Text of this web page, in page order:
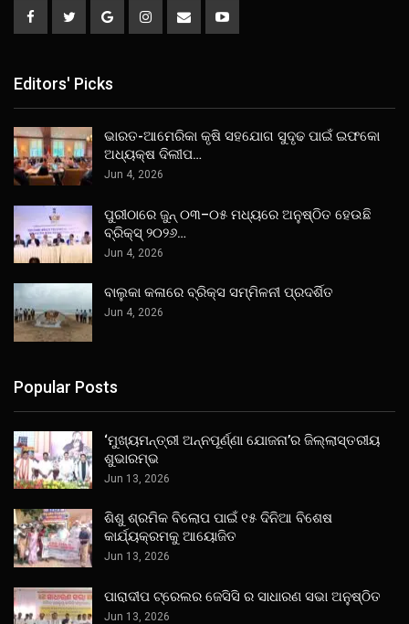
Editors' Picks
ଭାରତ-ଆମେରିକା କୃଷି ସହଯୋଗ ସୁଦୃଢ ପାଇଁ ଇଫକୋ
ଅଧ୍ୟକ୍ଷ ଦିଲୀପ…
Jun 4, 2026
ପୁରୀଠାରେ ଜୁନ୍ ୦୩–୦୫ ମଧ୍ୟରେ ଅନୁଷ୍ଠିତ ହେଉଛି
ବ୍ରିକ୍ସ୍ ୨୦୨୬…
Jun 4, 2026
ବାଲୁକା କଳାରେ ବ୍ରିକ୍ସ ସମ୍ମିଳନୀ ପ୍ରଦର୍ଶିତ
Jun 4, 2026
Popular Posts
‘ମୁଖ୍ୟମନ୍ତ୍ରୀ ଅନ୍ନପୂର୍ଣ୍ଣା ଯୋଜନା’ର ଜିଲ୍ଲାସ୍ତରୀୟ
ଶୁଭାରମ୍ଭ
Jun 13, 2026
ଶିଶୁ ଶ୍ରମିକ ବିଲୋପ ପାଇଁ ୧୫ ଦିନିଆ ବିଶେଷ
କାର୍ଯ୍ୟକ୍ରମକୁ ଆୟୋଜିତ
Jun 13, 2026
ପାରାଦୀପ ଟ୍ରେଲର ଜେସିସି ର ସାଧାରଣ ସଭା ଅନୁଷ୍ଠିତ
Jun 13, 2026